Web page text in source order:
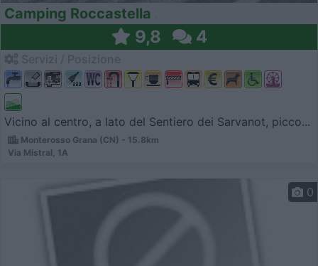
Camping Roccastella
9,8 4
Vicino al centro, a lato del Sentiero dei Sarvanot, picco...
Monterosso Grana (CN) - 15.8km
Via Mistral, 1A
0